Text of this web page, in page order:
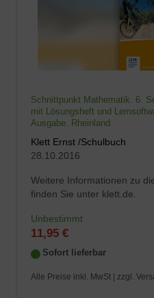
Schnittpunkt Mathematik. 6.
mit Lösungsheft und
Ausgabe. Rheinland
Klett Ernst /Schulbuch
28.10.2016
Weitere Informationen zu
finden Sie unter klett.de.
Unbestimmt
11,95 €
Sofort lieferbar
Alle Preise inkl. MwSt | zzgl.